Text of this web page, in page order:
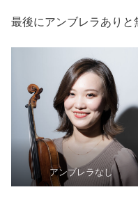
最後にアンブレラありと
アンブレラなし